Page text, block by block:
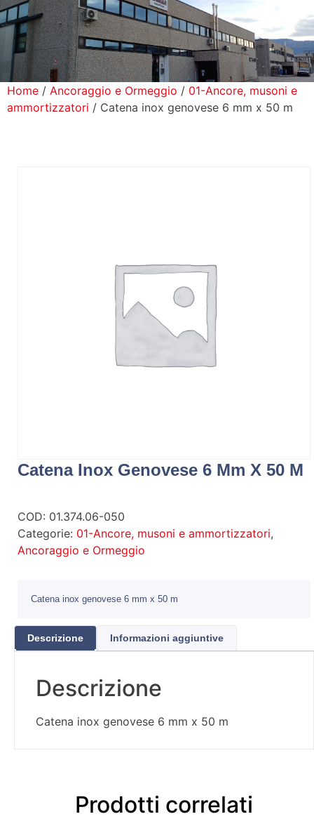
Prodotti
Home / Ancoraggio e Ormeggio / 01-Ancore, musoni e
ammortizzatori / Catena inox genovese 6 mm x 50 m
Catena Inox Genovese 6 Mm X 50 M
COD: 01.374.06-050
Categorie: 01-Ancore, musoni e ammortizzatori,
Ancoraggio e Ormeggio
Catena inox genovese 6 mm x 50 m
Descrizione Informazioni aggiuntive
Descrizione
Catena inox genovese 6 mm x 50 m
Prodotti correlati